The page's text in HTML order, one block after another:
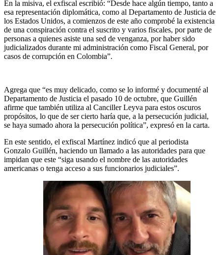
En la misiva, el exfiscal escribió: “Desde hace algún tiempo, tanto a
esa representación diplomática, como al Departamento de Justicia de
los Estados Unidos, a comienzos de este año comprobé la existencia
de una conspiración contra el suscrito y varios fiscales, por parte de
personas a quienes asiste una sed de venganza, por haber sido
judicializados durante mi administración como Fiscal General, por
casos de corrupción en Colombia”.
Agrega que “es muy delicado, como se lo informé y documenté al
Departamento de Justicia el pasado 10 de octubre, que Guillén
afirme que también utiliza al Canciller Leyva para estos oscuros
propósitos, lo que de ser cierto haría que, a la persecución judicial,
se haya sumado ahora la persecución política”, expresó en la carta.
En este sentido, el exfiscal Martínez indicó que al periodista
Gonzalo Guillén, haciendo un llamado a las autoridades para que
impidan que este “siga usando el nombre de las autoridades
americanas o tenga acceso a sus funcionarios judiciales”.